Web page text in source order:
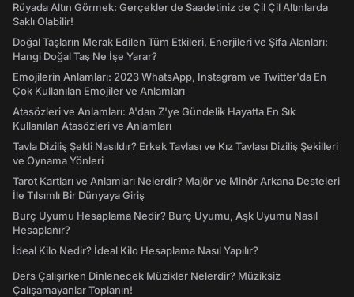
Rüyada Altın Görmek: Gerçekler de Saadetiniz de Çil Çil Altınlarda
Saklı Olabilir!
Doğal Taşların Merak Edilen Tüm Etkileri, Enerjileri ve Şifa Alanları:
Hangi Doğal Taş Ne İşe Yarar?
Emojilerin Anlamları: 2023 WhatsApp, Instagram ve Twitter'da En
Çok Kullanılan Emojiler ve Anlamları
Atasözleri ve Anlamları: A'dan Z'ye Gündelik Hayatta En Sık
Kullanılan Atasözleri ve Anlamları
Tavla Diziliş Şekli Nasıldır? Erkek Tavlası ve Kız Tavlası Diziliş Şekilleri
ve Oynama Yönleri
Tarot Kartları ve Anlamları Nelerdir? Majör ve Minör Arkana Desteleri
İle Tılsımlı Bir Dünyaya Giriş
Burç Uyumu Hesaplama Nedir? Burç Uyumu, Aşk Uyumu Nasıl
Hesaplanır?
İdeal Kilo Nedir? İdeal Kilo Hesaplama Nasıl Yapılır?
Ders Çalışırken Dinlenecek Müzikler Nelerdir? Müziksiz
Çalışamayanlar Toplanın!